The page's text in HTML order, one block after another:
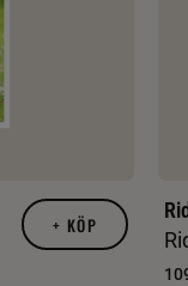
+ KÖP